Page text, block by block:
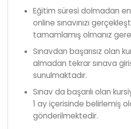
Eğitim süresi dolmadan
online sınavınızı
tamamlamış olmanız
Sınavdan başarısız olan
almadan tekrar sınava
sunulmaktadır.
Sınav da başarılı olan
1 ay içerisinde belirlemiş
gönderilmektedir.